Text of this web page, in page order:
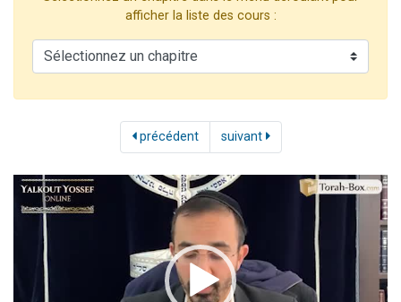
61 personnes viennent de demander une bénédiction
Eva vient de donner son Maasser
afficher la liste des cours :
précédent suivant